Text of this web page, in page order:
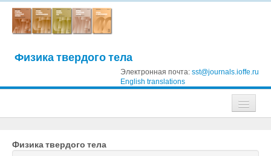
Физика твердого тела
Электронная почта: sst@journals.ioffe.ru
English translations
Журнал технической физики
Физика твердого тела